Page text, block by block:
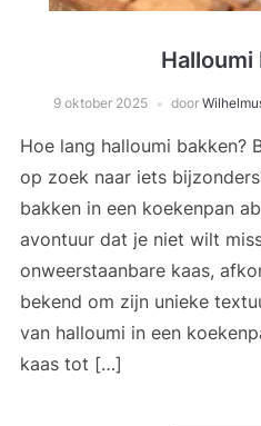
Halloumi
9 oktober 2025 door
Hoe lang halloumi bakken?
op zoek naar iets
bakken in een koekenpan
avontuur dat je niet wilt
onweerstaanbare kaas,
bekend om zijn unieke
van halloumi in een
kaas tot […]